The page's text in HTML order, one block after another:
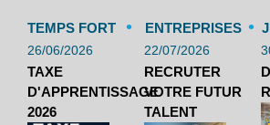
TEMPS FORT •
26/06/2026
TAXE
D'APPRENTISSAGE
2026
ENTREPRISES •
22/07/2026
RECRUTER
VOTRE FUTUR
TALENT